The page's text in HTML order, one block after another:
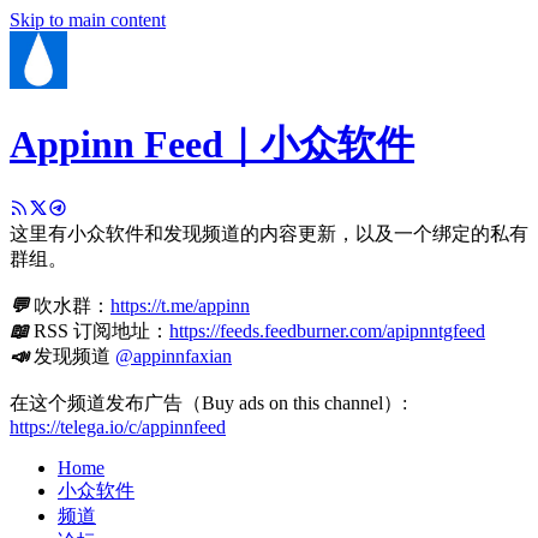
Skip to main content
Appinn Feed｜小众软件
这里有小众软件和发现频道的内容更新，以及一个绑定的私有
群组。
💬吹水群： https://t.me/appinn
📖RSS 订阅地址： https://feeds.feedburner.com/apipnntgfeed
📣发现频道 @appinnfaxian
在这个频道发布广告（Buy ads on this channel）:
https://telega.io/c/appinnfeed
Home
小众软件
频道